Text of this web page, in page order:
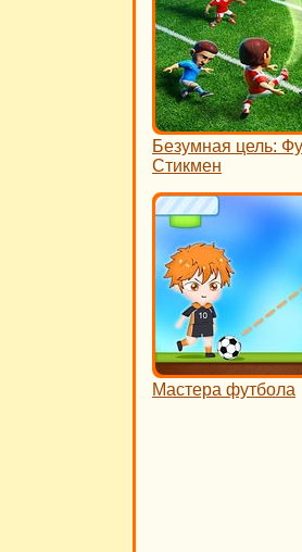
Безумная цель:
Стикмен
Мастера футбола